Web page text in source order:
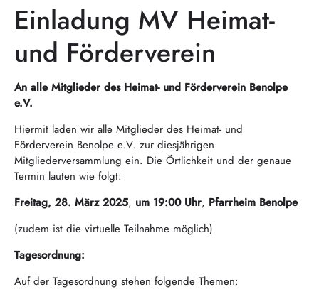
Einladung MV Heimat-
und Förderverein
An alle Mitglieder des Heimat- und Förderverein Benolpe
e.V.
Hiermit laden wir alle Mitglieder des Heimat- und
Förderverein Benolpe e.V. zur diesjährigen
Mitgliederversammlung ein. Die Örtlichkeit und der genaue
Termin lauten wie folgt:
Freitag, 28. März 2025, um 19:00 Uhr, Pfarrheim Benolpe
(zudem ist die virtuelle Teilnahme möglich)
Tagesordnung:
Auf der Tagesordnung stehen folgende Themen: